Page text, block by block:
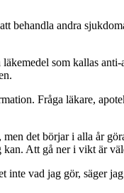
andra
som kallas
Fråga läkare,
det börjar i alla år
Att gå ner i vikt är
vad jag gör, säger